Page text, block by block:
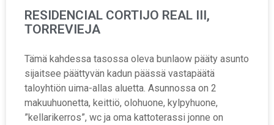
RESIDENCIAL CORTIJO REAL III,
TORREVIEJA
Tämä kahdessa tasossa oleva bunlaow pääty asunto
sijaitsee päättyvän kadun päässä vastapäätä
taloyhtiön uima-allas aluetta. Asunnossa on 2
makuuhuonetta, keittiö, olohuone, kylpyhuone,
”kellarikerros”, wc ja oma kattoterassi jonne on